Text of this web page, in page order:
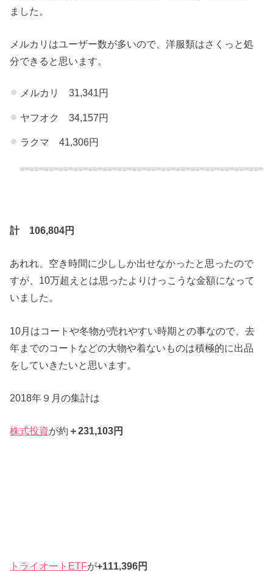
ました。
メルカリはユーザー数が多いので、洋服類はさくっと処
分できると思います。
メルカリ 31,341円
ヤフオク 34,157円
ラクマ 41,306円
計 106,804円
あれれ、空き時間に少ししか出せなかったと思ったので
すが、10万超えとは思ったよりけっこうな金額になって
いました。
10月はコートや冬物が売れやすい時期との事なので、去
年までのコートなどの大物や着ないものは積極的に出品
をしていきたいと思います。
2018年９月の集計は
株式投資が約 ＋231,103円
トライオートETFが+111,396円